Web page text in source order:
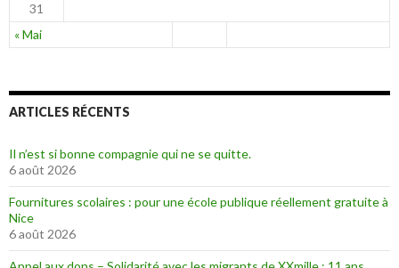
« Mai
31
ARTICLES RÉCENTS
Il n’est si bonne compagnie qui ne se quitte.
6 août 2026
Fournitures scolaires : pour une école publique réellement gratuite à
Nice
6 août 2026